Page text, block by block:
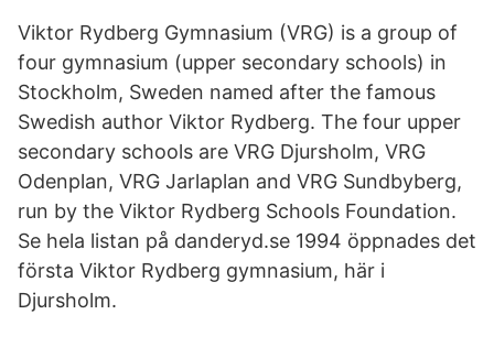
Viktor Rydberg Gymnasium (VRG) is a group of
four gymnasium (upper secondary schools) in
Stockholm, Sweden named after the famous
Swedish author Viktor Rydberg. The four upper
secondary schools are VRG Djursholm, VRG
Odenplan, VRG Jarlaplan and VRG Sundbyberg,
run by the Viktor Rydberg Schools Foundation.
Se hela listan på danderyd.se 1994 öppnades det
första Viktor Rydberg gymnasium, här i
Djursholm.